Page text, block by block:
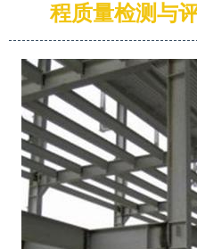
程质量检测与